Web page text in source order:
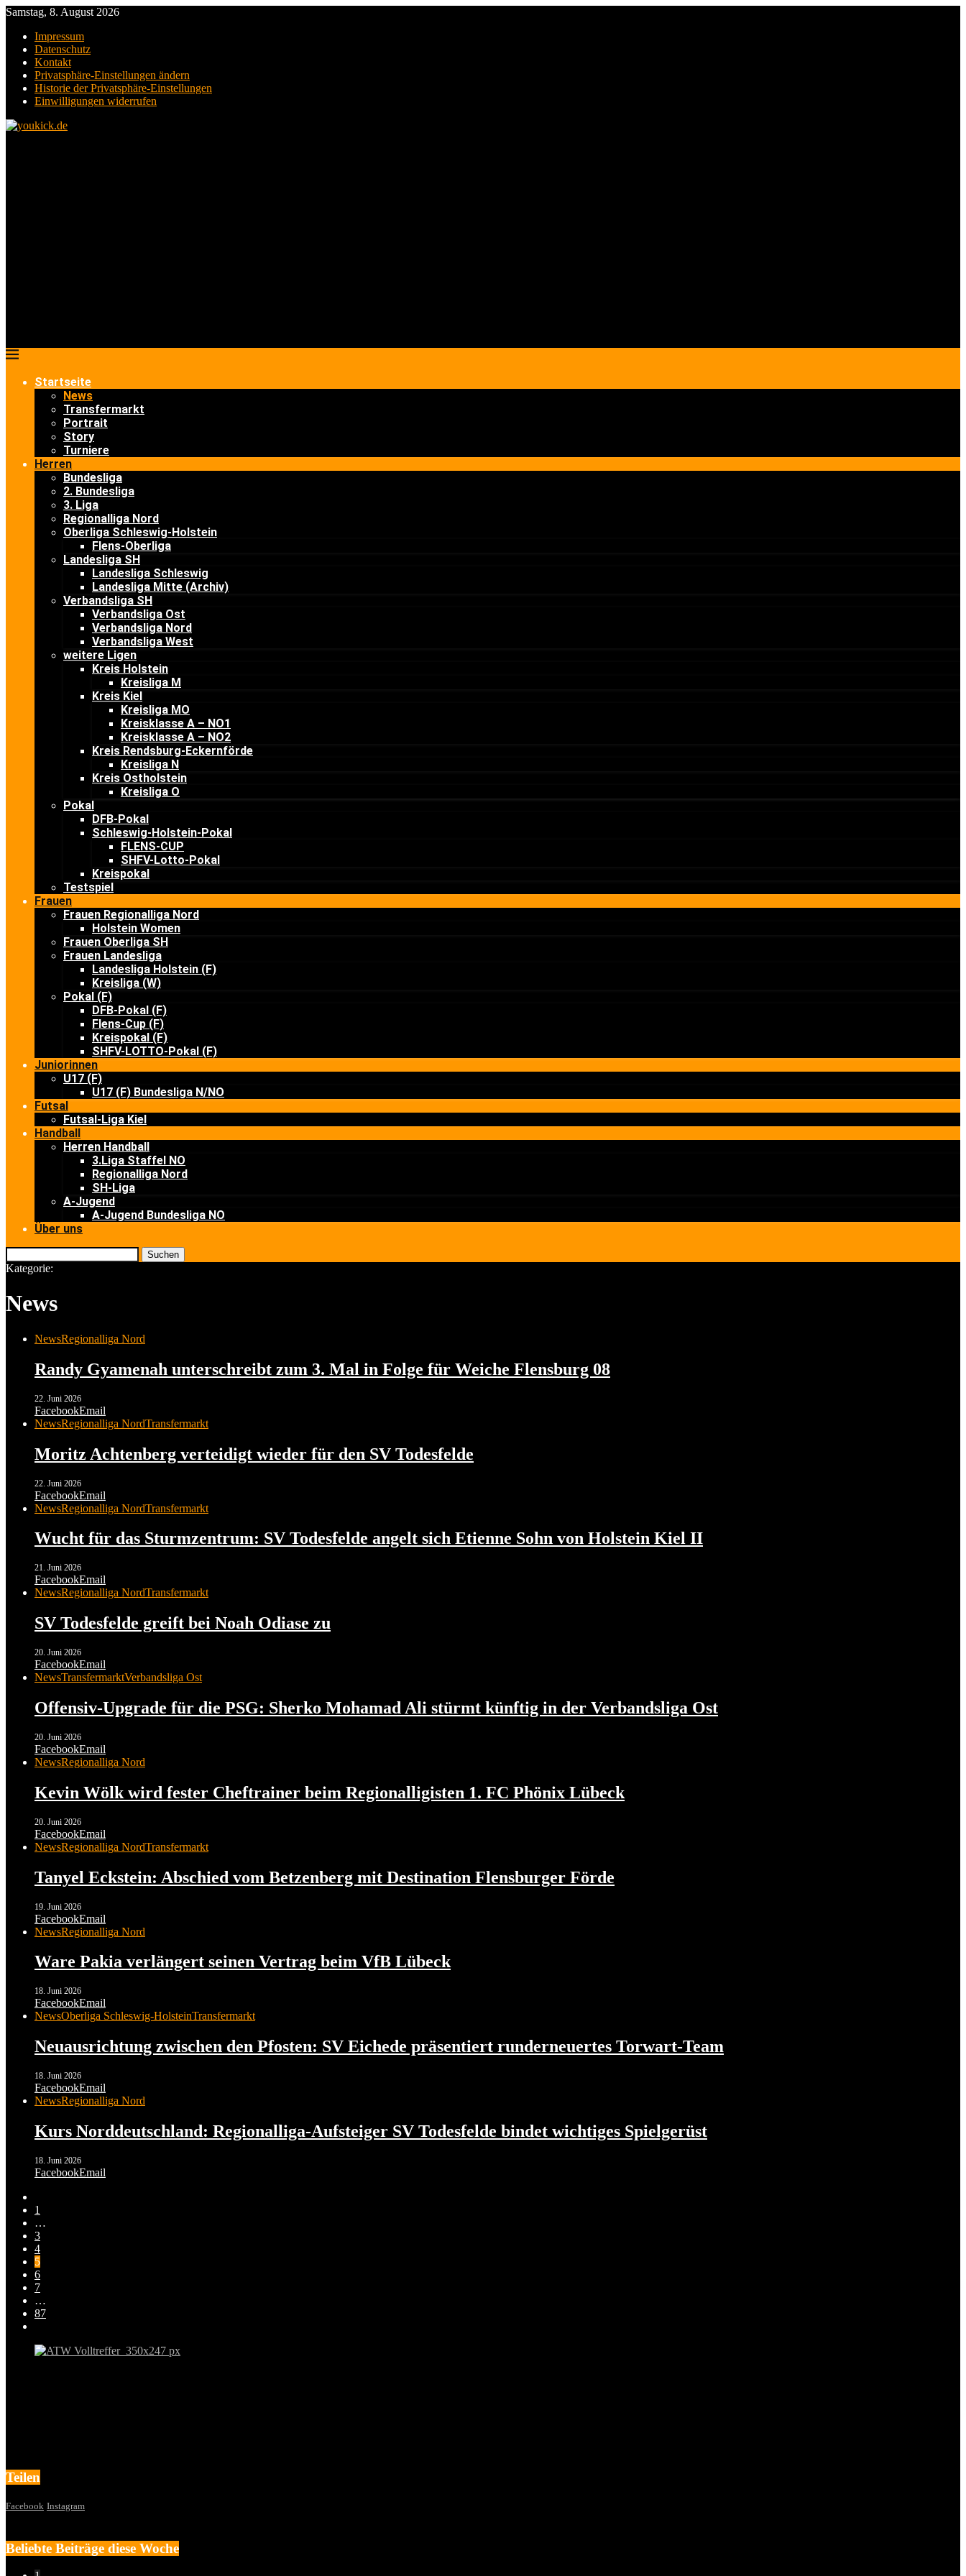
Samstag, 8. August 2026
Impressum
Datenschutz
Kontakt
Privatsphäre-Einstellungen ändern
Historie der Privatsphäre-Einstellungen
Einwilligungen widerrufen
Startseite
News
Transfermarkt
Portrait
Story
Turniere
Herren
Bundesliga
2. Bundesliga
3. Liga
Regionalliga Nord
Oberliga Schleswig-Holstein
Flens-Oberliga
Landesliga SH
Landesliga Schleswig
Landesliga Mitte (Archiv)
Verbandsliga SH
Verbandsliga Ost
Verbandsliga Nord
Verbandsliga West
weitere Ligen
Kreis Holstein
Kreisliga M
Kreis Kiel
Kreisliga MO
Kreisklasse A – NO1
Kreisklasse A – NO2
Kreis Rendsburg-Eckernförde
Kreisliga N
Kreis Ostholstein
Kreisliga O
Pokal
DFB-Pokal
Schleswig-Holstein-Pokal
FLENS-CUP
SHFV-Lotto-Pokal
Kreispokal
Testspiel
Frauen
Frauen Regionalliga Nord
Holstein Women
Frauen Oberliga SH
Frauen Landesliga
Landesliga Holstein (F)
Kreisliga (W)
Pokal (F)
DFB-Pokal (F)
Flens-Cup (F)
Kreispokal (F)
SHFV-LOTTO-Pokal (F)
Juniorinnen
U17 (F)
U17 (F) Bundesliga N/NO
Futsal
Futsal-Liga Kiel
Handball
Herren Handball
3.Liga Staffel NO
Regionalliga Nord
SH-Liga
A-Jugend
A-Jugend Bundesliga NO
Über uns
Suchen
Kategorie:
News
NewsRegionalliga Nord
Randy Gyamenah unterschreibt zum 3. Mal in Folge für Weiche Flensburg 08
22. Juni 2026
FacebookEmail
NewsRegionalliga NordTransfermarkt
Moritz Achtenberg verteidigt wieder für den SV Todesfelde
22. Juni 2026
FacebookEmail
NewsRegionalliga NordTransfermarkt
Wucht für das Sturmzentrum: SV Todesfelde angelt sich Etienne Sohn von Holstein Kiel II
21. Juni 2026
FacebookEmail
NewsRegionalliga NordTransfermarkt
SV Todesfelde greift bei Noah Odiase zu
20. Juni 2026
FacebookEmail
NewsTransfermarktVerbandsliga Ost
Offensiv-Upgrade für die PSG: Sherko Mohamad Ali stürmt künftig in der Verbandsliga Ost
20. Juni 2026
FacebookEmail
NewsRegionalliga Nord
Kevin Wölk wird fester Cheftrainer beim Regionalligisten 1. FC Phönix Lübeck
20. Juni 2026
FacebookEmail
NewsRegionalliga NordTransfermarkt
Tanyel Eckstein: Abschied vom Betzenberg mit Destination Flensburger Förde
19. Juni 2026
FacebookEmail
NewsRegionalliga Nord
Ware Pakia verlängert seinen Vertrag beim VfB Lübeck
18. Juni 2026
FacebookEmail
NewsOberliga Schleswig-HolsteinTransfermarkt
Neuausrichtung zwischen den Pfosten: SV Eichede präsentiert runderneuertes Torwart-Team
18. Juni 2026
FacebookEmail
NewsRegionalliga Nord
Kurs Norddeutschland: Regionalliga-Aufsteiger SV Todesfelde bindet wichtiges Spielgerüst
18. Juni 2026
FacebookEmail
1
…
3
4
5
6
7
…
87
Teilen
Facebook Instagram
Beliebte Beiträge diese Woche